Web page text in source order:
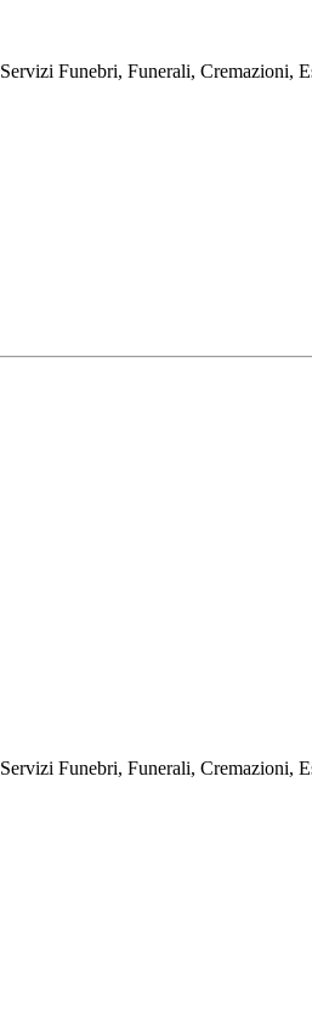
Funebri, Funerali, Cremazioni,
Funebri, Funerali, Cremazioni,